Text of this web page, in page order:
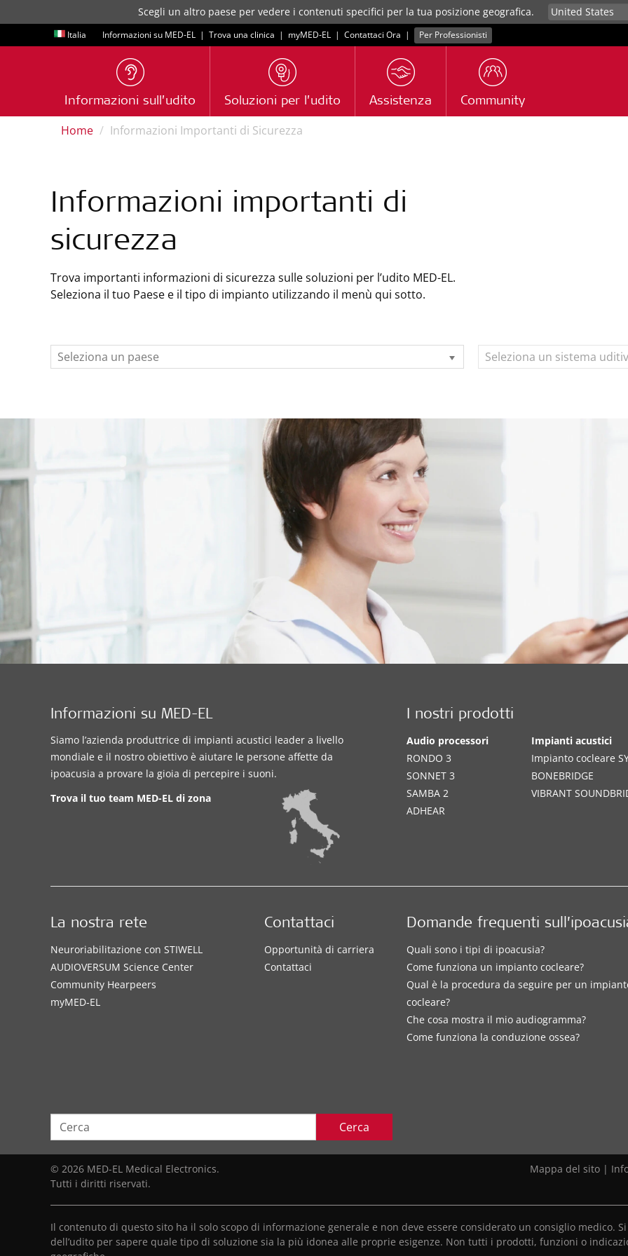
Scegli un altro paese per vedere i contenuti specifici per la tua posizione geografica.
Italia Informazioni su MED-EL | Trova una clinica | myMED‑EL | Contattaci Ora | Per Professionisti
Informazioni sull’udito Soluzioni per l’udito Assistenza Community
Home Informazioni Importanti di Sicurezza
Informazioni importanti di
sicurezza
Trova importanti informazioni di sicurezza sulle soluzioni per l’udito MED-EL.
Seleziona il tuo Paese e il tipo di impianto utilizzando il menù qui sotto.
Seleziona un paese Seleziona un sistema
Informazioni su MED-EL
Siamo l’azienda produttrice di impianti acustici leader a livello
mondiale e il nostro obiettivo è aiutare le persone affette da
ipoacusia a provare la gioia di percepire i suoni.
Trova il tuo team MED-EL di zona
I nostri prodotti
Audio processori
RONDO 3
SONNET 3
SAMBA 2
ADHEAR
Impianti acustici
Impianto cocleare
BONEBRIDGE
VIBRANT
Domande frequenti
Quali sono i tipi di ipoacusia?
Come funziona un impianto cocleare?
Qual è la procedura da seguire per un
cocleare?
Che cosa mostra il mio audiogramma?
Come funziona la conduzione ossea?
La nostra rete
Neuroriabilitazione con STIWELL
AUDIOVERSUM Science Center
Community Hearpeers
myMED‑EL
Contattaci
Opportunità di carriera
Contattaci
Cerca
© 2026 MED-EL Medical Electronics.
Tutti i diritti riservati.
Mappa del sito |
Il contenuto di questo sito ha il solo scopo di informazione generale e non deve essere considerato un consiglio medico.
dell’udito per sapere quale tipo di soluzione sia la più idonea alle proprie esigenze. Non tutti i prodotti, funzioni o